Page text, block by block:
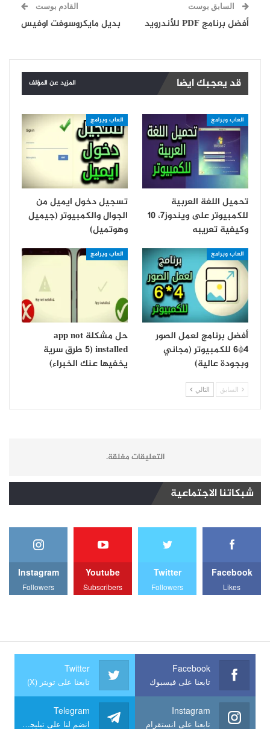
السابق بوست
أفضل برنامج PDF للأندرويد
القادم بوست
بديل مايكروسوفت اوفيس
قد يعجبك ايضا المزيد عن المؤلف
العاب وبرامج
تحميل اللغة العربية
للكمبيوتر على ويندوز7، 10
وكيفية تعريبه
العاب وبرامج
تسجيل دخول ايميل من
الجوال والكمبيوتر (جيميل
وهوتميل)
العاب وبرامج
أفضل برنامج لعمل الصور
4*6 للكمبيوتر (مجاني
وبجودة عالية)
العاب وبرامج
حل مشكلة app not
installed (5 طرق سرية
يخفيها عنك الخبراء)
السابق التالي
التعليقات مغلقة.
شبكاتنا الاجتماعية
Facebook
Likes
Twitter
Followers
Youtube
Subscribers
Instagram
Followers
Facebook
تابعنا على فيسبوك
Twitter
تابعنا على تويتر (X)
Instagram
تابعنا على انستقرام
Telegram
انضم لنا على تيليجرام